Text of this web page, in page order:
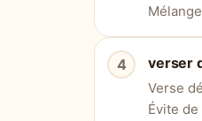
verser
Verse
Évite